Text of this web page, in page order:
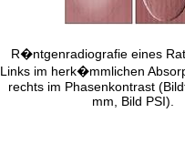
R�ntgenradiografie eines
Links im herk�mmlichen
rechts im Phasenkontrast
mm, Bild PSI).